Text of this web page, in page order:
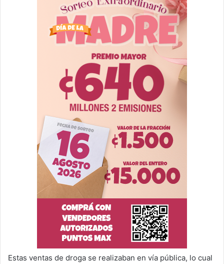
Estas ventas de droga se realizaban en vía pública, lo cual